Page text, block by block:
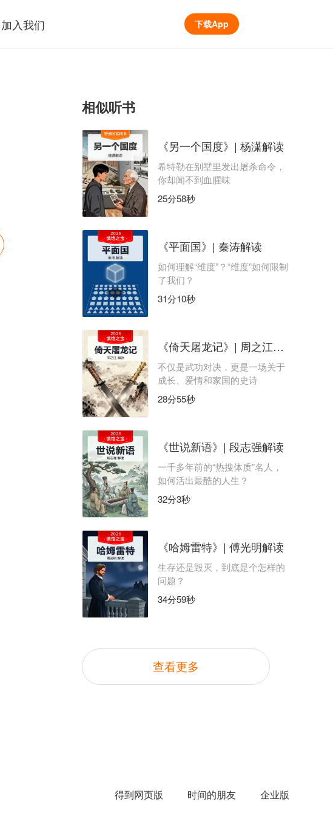
加入我们 下载App
相似听书
《另一个国度》| 杨潇解读
希特勒在别墅里发出屠杀命令，
你却闻不到血腥味
25分58秒
《平面国》| 秦涛解读
如何理解“维度”？“维度”如何限制
了我们？
31分10秒
《倚天屠龙记》| 周之江解读
不仅是武功对决，更是一场关于
成长、爱情和家国的史诗
28分55秒
《世说新语》| 段志强解读
一千多年前的“热搜体质”名人，
如何活出最酷的人生？
32分3秒
《哈姆雷特》| 傅光明解读
生存还是毁灭，到底是个怎样的
问题？
34分59秒
查看更多
得到网页版 时间的朋友 企业版